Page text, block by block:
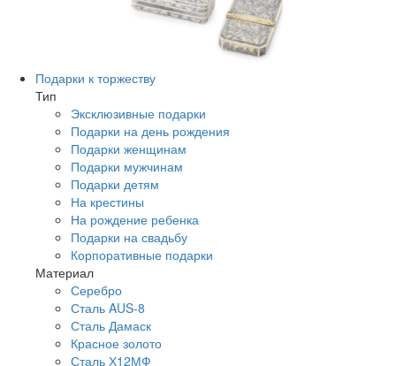
Подарки к торжеству
Тип
Эксклюзивные подарки
Подарки на день рождения
Подарки женщинам
Подарки мужчинам
Подарки детям
На крестины
На рождение ребенка
Подарки на свадьбу
Корпоративные подарки
Материал
Серебро
Сталь AUS-8
Сталь Дамаск
Красное золото
Сталь Х12МФ